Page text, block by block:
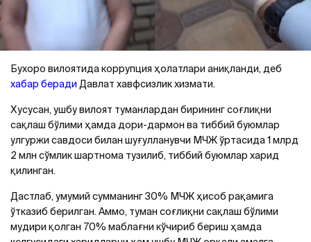
Бухоро вилоятида коррупция ҳолатлари аниқланди, деб
хабар беради Давлат хавфсизлик хизмати.
Хусусан, ушбу вилоят туманлардан бирининг соғлиқни
сақлаш бўлими ҳамда дори-дармон ва тиббий буюмлар
улгуржи савдоси билан шуғулланувчи МЧЖ ўртасида 1 млрд
2 млн сўмлик шартнома тузилиб, тиббий буюмлар харид
қилинган.
Дастлаб, умумий сумманинг 30% МЧЖ ҳисоб рақамига
ўтказиб берилган. Аммо, туман соғлиқни сақлаш бўлими
мудири қолган 70% маблағни кўчириб бериш ҳамда